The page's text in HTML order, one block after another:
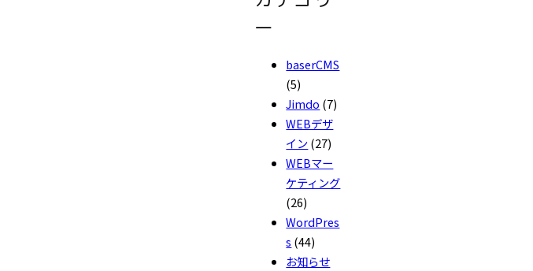
ー
baserCMS
(5)
Jimdo (7)
WEBデザ
イン (27)
WEBマー
ケティング
(26)
WordPres
s (44)
お知らせ